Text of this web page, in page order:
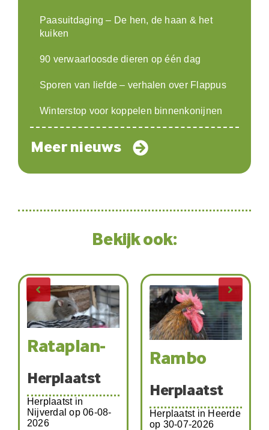
Paasuitdaging – De hen, de haan & het
kuiken
90 verwaarloosde dieren op één dag
Sporen van liefde – verhalen over Flappus
Winterstop voor koppelen binnenkonijnen
Meer nieuws
Bekijk ook:
Rataplan-
Herplaatst
Herplaatst in
Nijverdal op 06-08-
2026
Rambo
Herplaatst
Herplaatst in Heerde
op 30-07-2026